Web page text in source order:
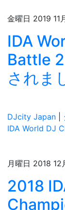
金曜日 2019 11
IDA
Battle
されま
DJcity Japan
IDA World DJ
月曜日 2018 12
2018